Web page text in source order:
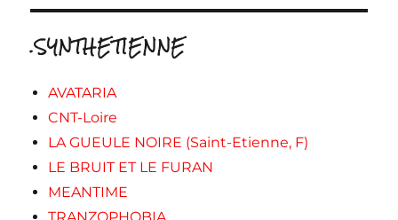
.SYNTHETIENNE
AVATARIA
CNT-Loire
LA GUEULE NOIRE (Saint-Etienne, F)
LE BRUIT ET LE FURAN
MEANTIME